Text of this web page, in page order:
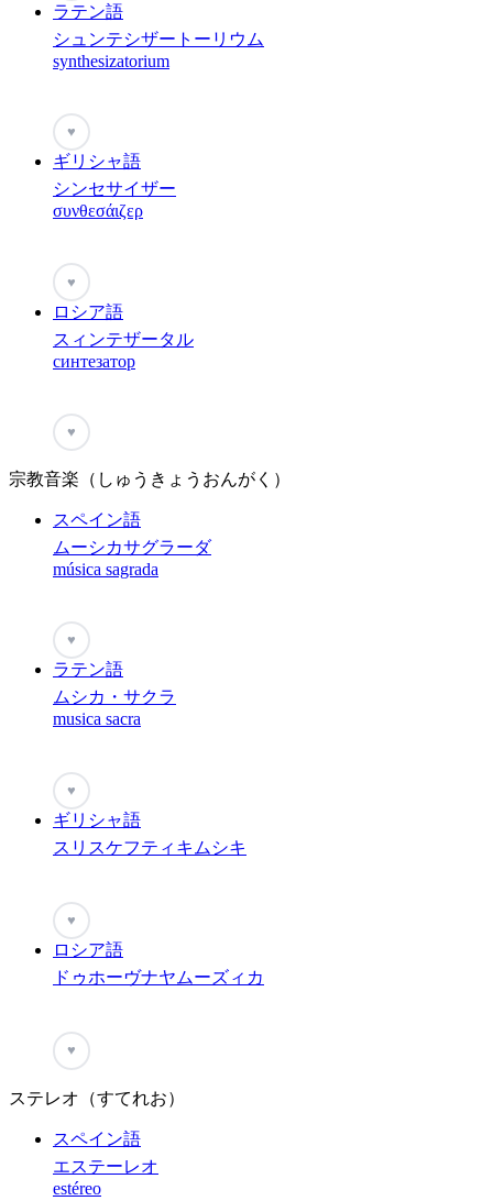
ラテン語
シュンテシザートーリウム
synthesizatorium
♥
ギリシャ語
シンセサイザー
συνθεσάιζερ
♥
ロシア語
スィンテザータル
синтезатор
♥
宗教音楽（しゅうきょうおんがく）
スペイン語
ムーシカサグラーダ
música sagrada
♥
ラテン語
ムシカ・サクラ
musica sacra
♥
ギリシャ語
スリスケフティキムシキ
♥
ロシア語
ドゥホーヴナヤムーズィカ
♥
ステレオ（すてれお）
スペイン語
エステーレオ
estéreo